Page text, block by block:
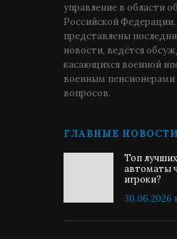
управление в области
Российской
представлены
новости, ведётся
касающихся военной
военным пенсионерами
вопросов.
ГЛАВНЫЕ НОВОСТИ
Топ
автоматы
игроки?
30.06.2026